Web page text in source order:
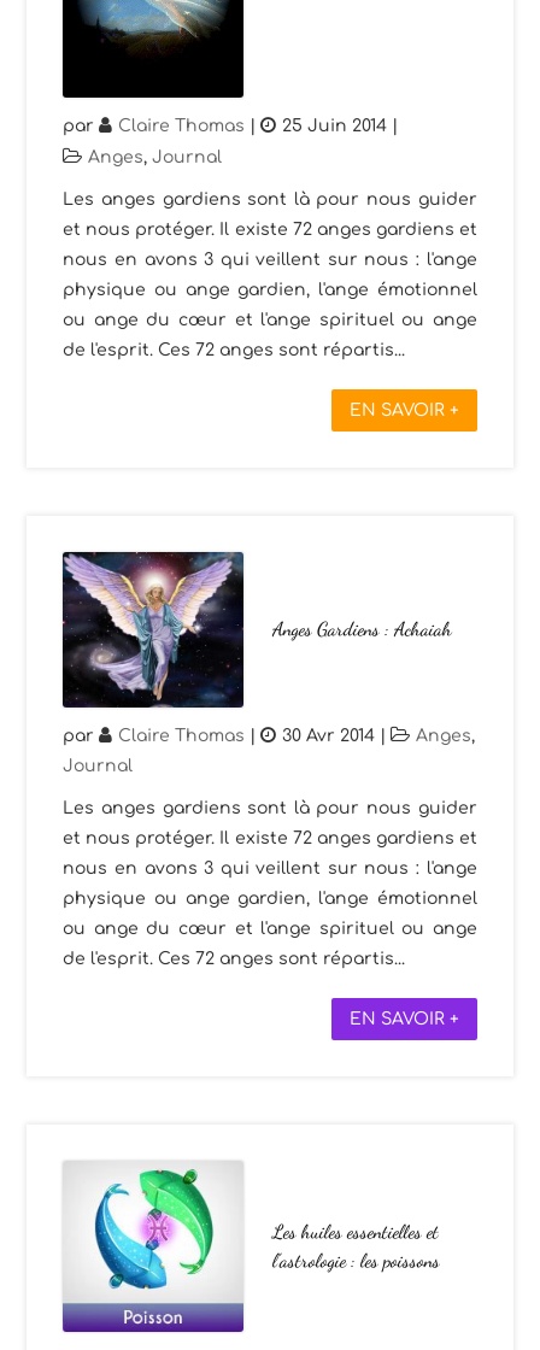
par Claire Thomas | 25 Juin 2014 |
Anges,Journal
Les anges gardiens sont là pour nous guider
et nous protéger. Il existe 72 anges gardiens et
nous en avons 3 qui veillent sur nous : l'ange
physique ou ange gardien, l'ange émotionnel
ou ange du cœur et l'ange spirituel ou ange
de l'esprit. Ces 72 anges sont répartis...
EN SAVOIR +
Anges Gardiens : Achaiah
par Claire Thomas | 30 Avr 2014 Anges,
Journal
Les anges gardiens sont là pour nous guider
et nous protéger. Il existe 72 anges gardiens et
nous en avons 3 qui veillent sur nous : l'ange
physique ou ange gardien, l'ange émotionnel
ou ange du cœur et l'ange spirituel ou ange
de l'esprit. Ces 72 anges sont répartis...
EN SAVOIR +
Les huiles essentielles et
l’astrologie : les poissons